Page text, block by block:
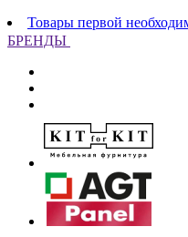
Товары первой
БРЕНДЫ